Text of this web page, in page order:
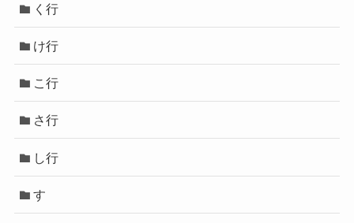
く行
け行
こ行
さ行
し行
す